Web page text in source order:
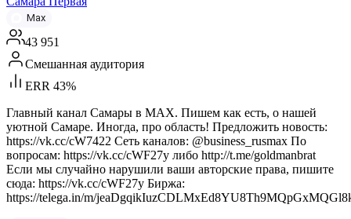
Max
43 951
Смешанная аудитория
ERR 43%
Главный канал Самары в MAX. Пишем как есть, о нашей
уютной Самаре. Иногда, про область! Предложить новость:
https://vk.cc/cW7422 Сеть каналов: @business_rusmax По
вопросам: https://vk.cc/cWF27y либо http://t.me/goldmanbrat
Если мы случайно нарушили ваши авторские права, пишите
сюда: https://vk.cc/cWF27y Биржа:
https://telega.in/m/